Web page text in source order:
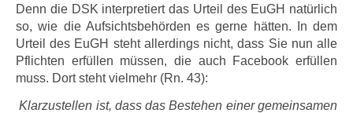
Denn die DSK interpretiert das Urteil des EuGH natürlich
so, wie die Aufsichtsbehörden es gerne hätten. In dem
Urteil des EuGH steht allerdings nicht, dass Sie nun alle
Pflichten erfüllen müssen, die auch Facebook erfüllen
muss. Dort steht vielmehr (Rn. 43):
Klarzustellen ist, dass das Bestehen einer gemeinsamen